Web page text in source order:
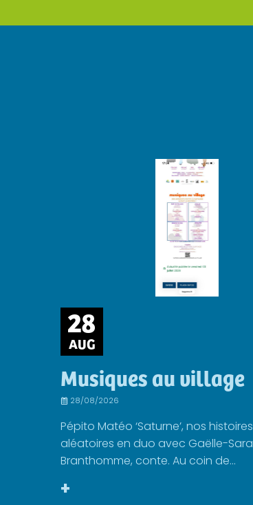
28
AUG
Musiques au village
28/08/2026
Pépito Matéo ‘Saturne’, nos histoires
aléatoires en duo avec Gaëlle-Sara
Branthomme, conte. Au coin de...
+